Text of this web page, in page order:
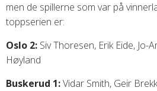
men de spillerne som var på
toppserien er:
Oslo 2: Siv Thoresen, Erik Eide, Jo-
Høyland
Buskerud 1:Vidar Smith, Geir